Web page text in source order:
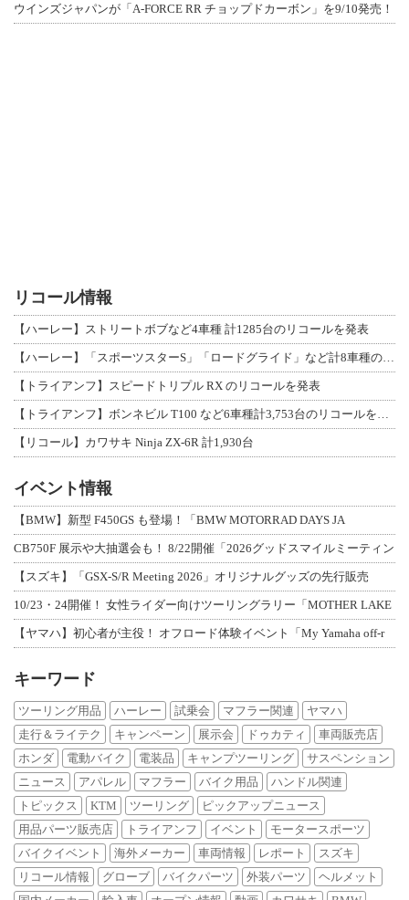
ウインズジャパンが「A-FORCE RR チョップドカーボン」を9/10発売！
リコール情報
【ハーレー】ストリートボブなど4車種 計1285台のリコールを発表
【トライアンフ】スピードトリプル RX のリコールを発表
【リコール】カワサキ Ninja ZX-6R 計1,930台
イベント情報
【BMW】新型 F450GS も登場！「BMW MOTORRAD DAYS JA
CB750F 展示や大抽選会も！ 8/22開催「2026グッドスマイルミーティン
【スズキ】「GSX-S/R Meeting 2026」オリジナルグッズの先行販売
10/23・24開催！ 女性ライダー向けツーリングラリー「MOTHER LAKE
【ヤマハ】初心者が主役！ オフロード体験イベント「My Yamaha off-r
キーワード
ツーリング用品 ハーレー 試乗会 マフラー関連
ヤマハ
走行＆ライテク
キャンペーン 展示会 ドゥカティ
車両販売店
ホンダ
電動バイク 電装品 キャンプツーリング
サスペンション
ニュース
アパレル マフラー バイク用品
ハンドル関連
トピックス
KTM ツーリング
ピックアップニュース
用品パーツ販売店
トライアンフ イベント
モータースポーツ
バイクイベント
海外メーカー 車両情報 レポート
スズキ
リコール情報
グローブ バイクパーツ 外装パーツ
ヘルメット